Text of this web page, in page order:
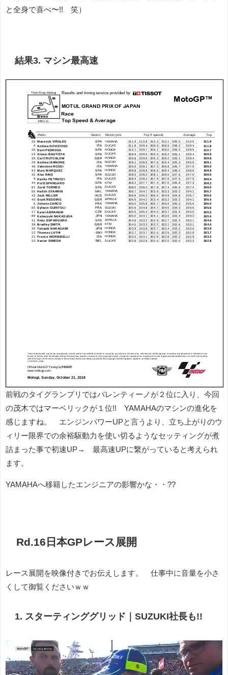
と全身で喜べ〜!! 笑）
結果3. マシン最高速
前戦のタイグランプリではバレンティーノが２位に入り、今回
の茂木ではマーベリックが１位!! YAMAHAのマシンの進化を
感じますね。 エンジンパワーUPと言うより、立ち上がりのウ
ィリー限界での余裕駆動力を使い切るようなセッティングが煮
詰まった事で初速UP→ 最高速UPに繋がっていると考えられ
ます。
YAMAHAへ移籍したエンジニアの影響かな・・??
Rd.16日本GPレース展開
レース展開を映像付きでお伝えします。 仕事中に音量を小さ
くして御覧くださいｗｗ
1. スターティンググリッド｜SUZUKI社長も!!
画